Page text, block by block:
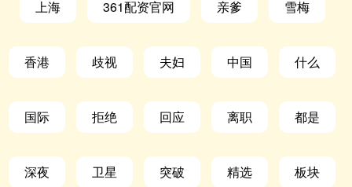
上海 361配资官网 亲爹 雪梅
香港 歧视 夫妇 中国 什么
国际 拒绝 回应 离职 都是
深夜 卫星 突破 精选 板块